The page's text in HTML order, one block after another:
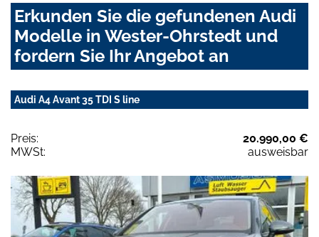
Erkunden Sie die gefundenen Audi
Modelle in Wester-Ohrstedt und
fordern Sie Ihr Angebot an
Audi A4 Avant 35 TDI S line
Preis:
20.990,00 €
MWSt:
ausweisbar